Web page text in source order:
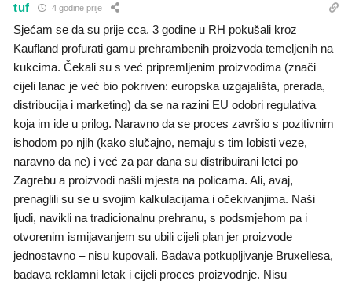
tuf 4 godine prije
Sjećam se da su prije cca. 3 godine u RH pokušali kroz
Kaufland profurati gamu prehrambenih proizvoda temeljenih na
kukcima. Čekali su s već pripremljenim proizvodima (znači
cijeli lanac je već bio pokriven: europska uzgajališta, prerada,
distribucija i marketing) da se na razini EU odobri regulativa
koja im ide u prilog. Naravno da se proces završio s pozitivnim
ishodom po njih (kako slučajno, nemaju s tim lobisti veze,
naravno da ne) i već za par dana su distribuirani letci po
Zagrebu a proizvodi našli mjesta na policama. Ali, avaj,
prenaglili su se u svojim kalkulacijama i očekivanjima. Naši
ljudi, navikli na tradicionalnu prehranu, s podsmjehom pa i
otvorenim ismijavanjem su ubili cijeli plan jer proizvode
jednostavno – nisu kupovali. Badava potkupljivanje Bruxellesa,
badava reklamni letak i cijeli proces proizvodnje. Nisu